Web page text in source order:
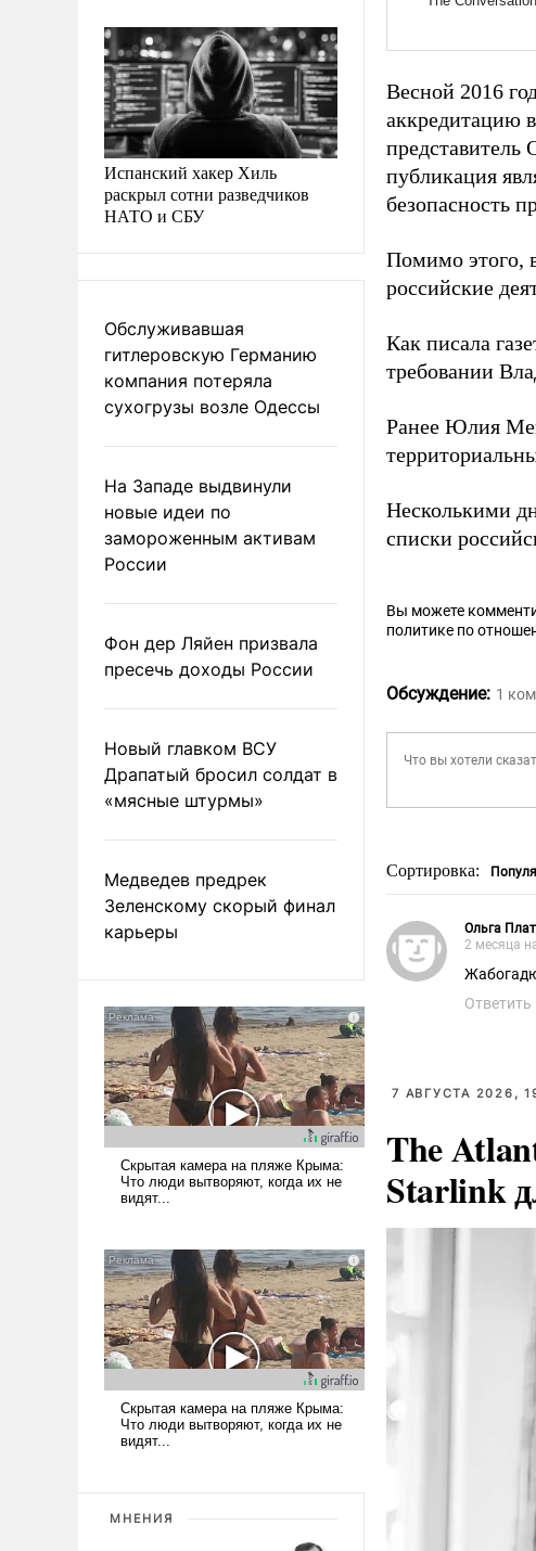
Испанский хакер Хиль
раскрыл сотни разведчиков
НАТО и СБУ
Обслуживавшая
гитлеровскую Германию
компания потеряла
сухогрузы возле Одессы
На Западе выдвинули
новые идеи по
замороженным активам
России
Фон дер Ляйен призвала
пресечь доходы России
Новый главком ВСУ
Драпатый бросил солдат в
«мясные штурмы»
Медведев предрек
Зеленскому скорый финал
карьеры
МНЕНИЯ
Весной 2016
аккредитацию
публикация
безопасность
Помимо этого,
российские
Как писала
требовании
Ранее Юлия
Несколькими
списки
Вы можете
политике по
Обсуждение: 1
Сортировка:
Ольга
2 месяца
Ответить
7 АВГУСТА 2026,
The
Starlink